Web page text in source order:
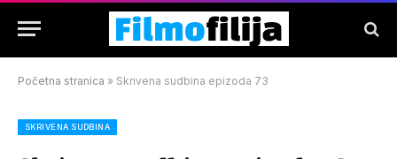
Početna stranica » Skrivena sudbina epizoda 73
SKRIVENA SUDBINA